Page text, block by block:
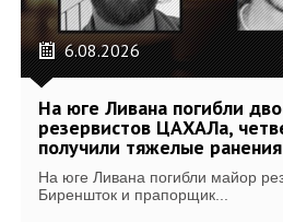
6.08.2026
На юге Ливана погибли
резервистов ЦАХАЛа,
получили тяжелые ранения
На юге Ливана погибли майор
Биреншток и прапорщик...